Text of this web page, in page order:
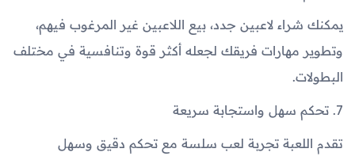
يمكنك شراء لاعبين جدد، بيع اللاعبين غير المرغوب فيهم،
وتطوير مهارات فريقك لجعله أكثر قوة وتنافسية في مختلف
البطولات.
7. تحكم سهل واستجابة سريعة
تقدم اللعبة تجربة لعب سلسة مع تحكم دقيق وسهل